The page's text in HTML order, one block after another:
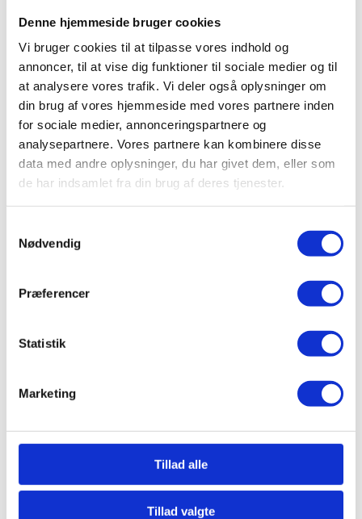
Denne hjemmeside bruger cookies
Vi bruger cookies til at tilpasse vores indhold og
annoncer, til at vise dig funktioner til sociale medier og til
at analysere vores trafik. Vi deler også oplysninger om
din brug af vores hjemmeside med vores partnere inden
for sociale medier, annonceringspartnere og
analysepartnere. Vores partnere kan kombinere disse
data med andre oplysninger, du har givet dem, eller som
de har indsamlet fra din brug af deres tjenester.
Nødvendig
Præferencer
Statistik
Marketing
Tillad alle
Tillad valgte
Kategorier
Aktuelt
Meta
Log ind
Indlægsfeed
Kommentarfeed
WordPress.org
What’s Trending
september 2022
Rapport: Status på boligmarkedet og forventninger til
Hvad skal man være opmærksom på når man køber hus?
10. april 2023
Huskøb for
Hvad er en samejekontrakt?
Hvad er en købsaftale?
Previous PostHvor meget sparer jeg ved at